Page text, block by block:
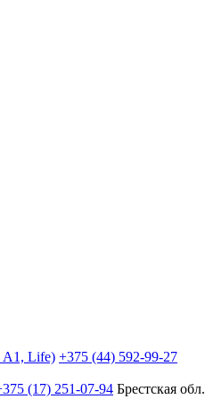
Life) +375 (44) 592-99-27
(17) 251-07-94 Брестская обл.